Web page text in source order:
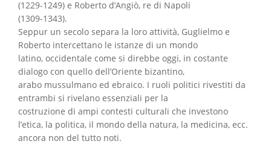
(1229-1249) e Roberto d’Angiò, re di Napoli
(1309-1343).
Seppur un secolo separa la loro attività, Guglielmo e
Roberto intercettano le istanze di un mondo
latino, occidentale come si direbbe oggi, in costante
dialogo con quello dell’Oriente bizantino,
arabo mussulmano ed ebraico. I ruoli politici rivestiti da
entrambi si rivelano essenziali per la
costruzione di ampi contesti culturali che investono
l’etica, la politica, il mondo della natura, la medicina, ecc.
ancora non del tutto noti.